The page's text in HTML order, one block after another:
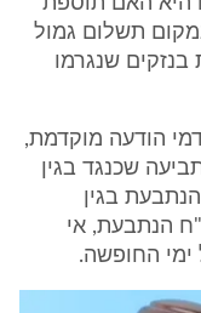
תשלום גמול
שנגרמו
הודעה מוקדמת,
שכנגד בגין
בגין
הנתבעת, אי
ימי החופשה.